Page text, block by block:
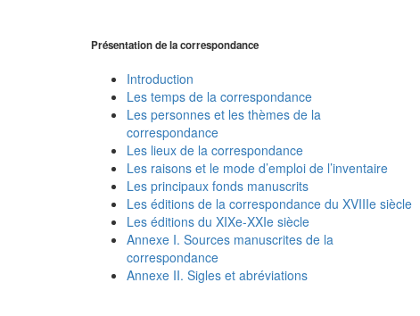
Présentation de la correspondance
Introduction
Les temps de la correspondance
Les personnes et les thèmes de la
correspondance
Les lieux de la correspondance
Les raisons et le mode d’emploi de l’inventaire
Les principaux fonds manuscrits
Les éditions de la correspondance du XVIIIe siècle
Les éditions du XIXe-XXIe siècle
Annexe I. Sources manuscrites de la
correspondance
Annexe II. Sigles et abréviations